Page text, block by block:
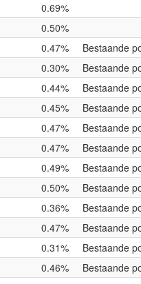
0.69%
0.50%
0.47%
Bestaande
0.30%
Bestaande
0.44%
Bestaande
0.45%
Bestaande
0.47%
Bestaande
0.47%
Bestaande
0.49%
Bestaande
0.50%
Bestaande
0.36%
Bestaande
0.47%
Bestaande
0.31%
Bestaande
0.46%
Bestaande